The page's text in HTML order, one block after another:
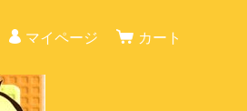
マイページ カート